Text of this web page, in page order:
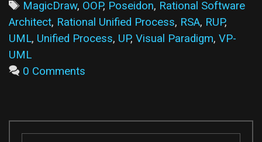
Acitivity
Diagram
測
Tags
MagicDraw, OOP, Poseidon, Rational Software
Architect, Rational Unified Process, RSA, RUP,
UML, Unified Process, UP, Visual Paradigm, VP-
UML
0 Comments